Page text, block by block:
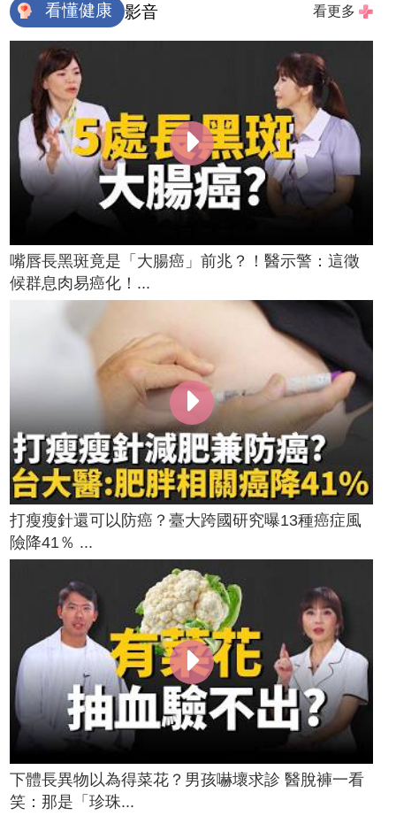
看懂健康 影音 看更多
嘴唇長黑斑竟是「大腸癌」前兆？！醫示警：這徵
候群息肉易癌化！...
打瘦瘦針還可以防癌？臺大跨國研究曝13種癌症風
險降41％ ...
下體長異物以為得菜花？男孩嚇壞求診 醫脫褲一看
笑：那是「珍珠...